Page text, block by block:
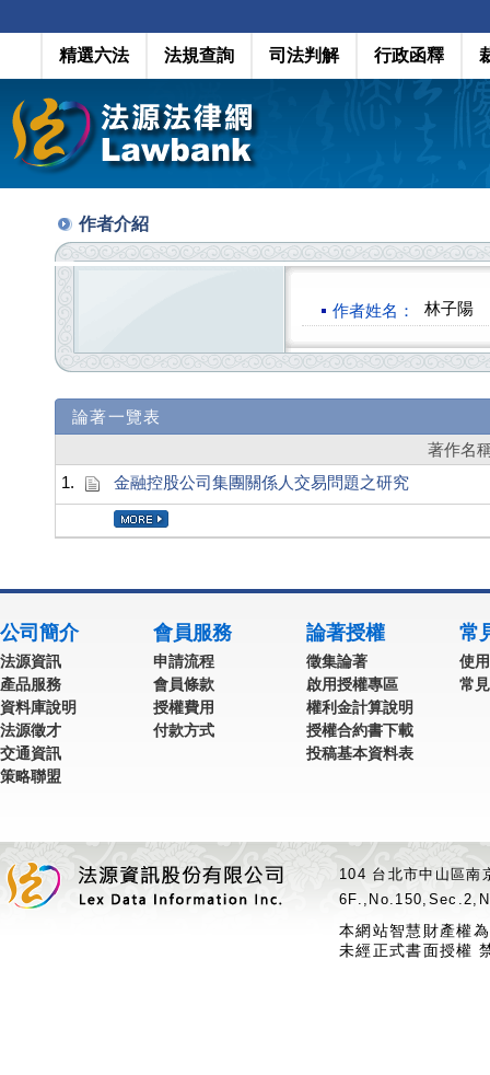
精選六法 法規查詢 司法判解 行政函釋
作者介紹
作者姓名： 林子陽
論著一覽表
著作名
1.
金融控股公司集團關係人交易問題之研究
公司簡介
法源資訊
產品服務
資料庫說明
法源徵才
交通資訊
策略聯盟
會員服務
申請流程
會員條款
授權費用
付款方式
論著授權
徵集論著
啟用授權專區
權利金計算說明
授權合約書下載
投稿基本資料表
常
使
常
104 台北市中山區
本網站智慧財產權
未經正式書面授權